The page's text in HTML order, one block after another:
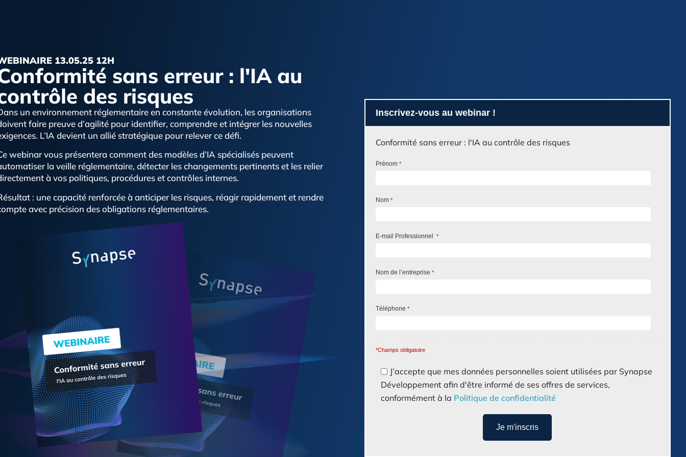
13.05.25 12H
sans erreur : l'IA au
des risques
un environnement réglementaire en constante évolution, les organisations
faire preuve d’agilité pour identifier, comprendre et intégrer les nouvelles
L’IA devient un allié stratégique pour relever ce défi.
webinar vous présentera comment des modèles d’IA spécialisés peuvent
la veille réglementaire, détecter les changements pertinents et les relier
à vos politiques, procédures et contrôles internes.
: une capacité renforcée à anticiper les risques, réagir rapidement et rendre
avec précision des obligations réglementaires.
Inscrivez-vous au webinar !
Conformité sans erreur : l'IA au contrôle des risques
Prénom *
Nom *
E-mail Professionnel *
Nom de l’entreprise *
Téléphone *
*Champs obligatoire
J’accepte que mes données personnelles soient utilisées par Synapse
Développement afin d'être informé de ses offres de services,
conformément à la Politique de confidentialité